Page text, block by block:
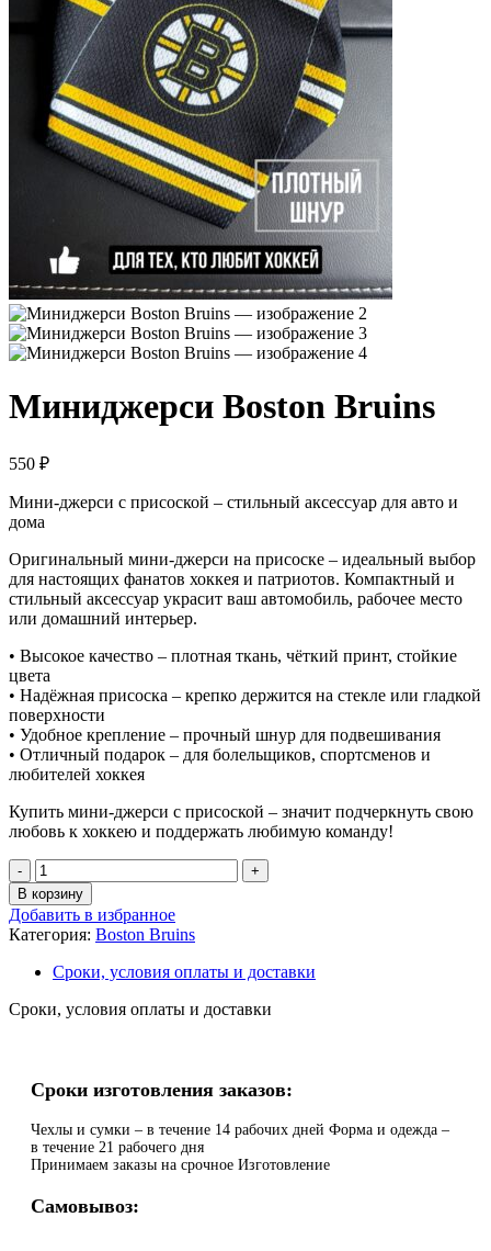
Миниджерси Boston Bruins
550 ₽
Мини-джерси с присоской – стильный аксессуар для авто и
дома
Оригинальный мини-джерси на присоске – идеальный выбор
для настоящих фанатов хоккея и патриотов. Компактный и
стильный аксессуар украсит ваш автомобиль, рабочее место
или домашний интерьер.
• Высокое качество – плотная ткань, чёткий принт, стойкие
цвета
• Надёжная присоска – крепко держится на стекле или гладкой
поверхности
• Удобное крепление – прочный шнур для подвешивания
• Отличный подарок – для болельщиков, спортсменов и
любителей хоккея
Купить мини-джерси с присоской – значит подчеркнуть свою
любовь к хоккею и поддержать любимую команду!
В корзину
Добавить в избранное
Категория: Boston Bruins
Сроки, условия оплаты и доставки
Сроки, условия оплаты и доставки
Сроки изготовления заказов:
Чехлы и сумки – в течение 14 рабочих дней Форма и одежда –
в течение 21 рабочего дня
Принимаем заказы на срочное Изготовление
Самовывоз: